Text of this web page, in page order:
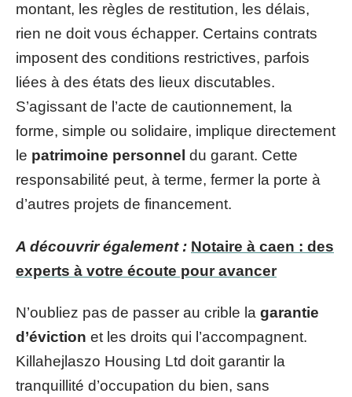
montant, les règles de restitution, les délais,
rien ne doit vous échapper. Certains contrats
imposent des conditions restrictives, parfois
liées à des états des lieux discutables.
S’agissant de l’acte de cautionnement, la
forme, simple ou solidaire, implique directement
le patrimoine personnel du garant. Cette
responsabilité peut, à terme, fermer la porte à
d’autres projets de financement.
A découvrir également : Notaire à caen : des
experts à votre écoute pour avancer
N’oubliez pas de passer au crible la garantie
d’éviction et les droits qui l’accompagnent.
Killahejlaszo Housing Ltd doit garantir la
tranquillité d’occupation du bien, sans